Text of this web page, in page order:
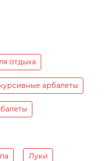
отдыха
арбалеты
Луки